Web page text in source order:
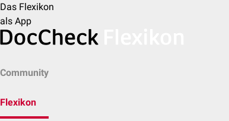
Das Flexikon
als App
Community
Flexikon